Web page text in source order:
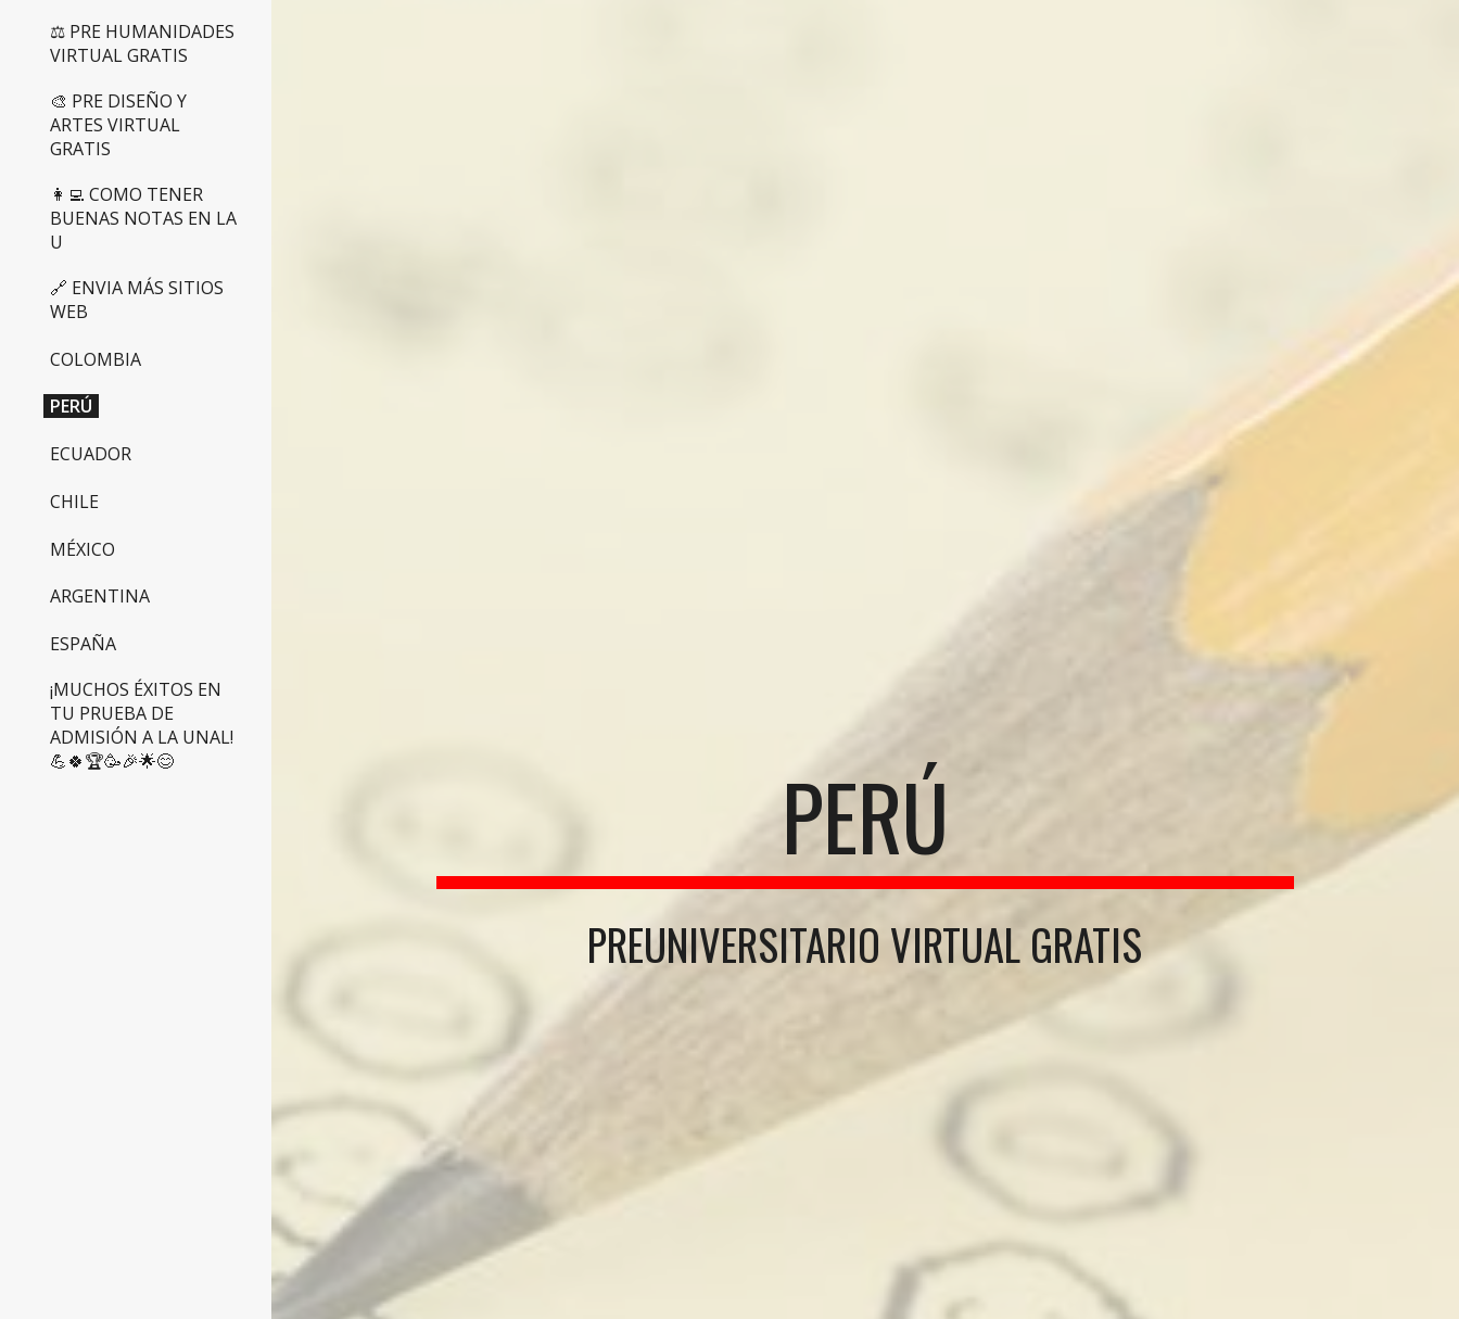
⚖️ PRE HUMANIDADES
VIRTUAL GRATIS
🎨 PRE DISEÑO Y
ARTES VIRTUAL
GRATIS
👩‍💻 COMO TENER
BUENAS NOTAS EN LA
U
🔗 ENVIA MÁS SITIOS
WEB
COLOMBIA
PERÚ
ECUADOR
CHILE
MÉXICO
ARGENTINA
ESPAÑA
¡MUCHOS ÉXITOS EN
TU PRUEBA DE
ADMISIÓN A LA UNAL!
💪🍀🏆🥳🎉🌟😊
PERÚ
PREUNIVERSITARIO VIRTUAL GRATIS